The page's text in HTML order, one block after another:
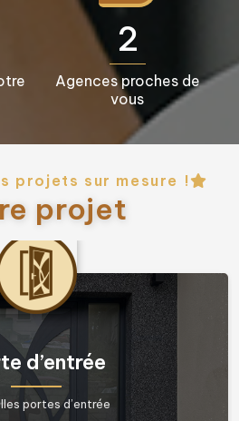
3+
Agences proches de
vous
projets sur mesure !
projet
Fenêtres & Porte
Nos belles fenêtres !